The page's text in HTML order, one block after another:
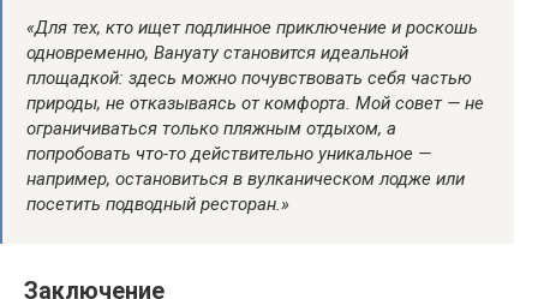
«Для тех, кто ищет подлинное приключение и роскошь
одновременно, Вануату становится идеальной
площадкой: здесь можно почувствовать себя частью
природы, не отказываясь от комфорта. Мой совет — не
ограничиваться только пляжным отдыхом, а
попробовать что-то действительно уникальное —
например, остановиться в вулканическом лодже или
посетить подводный ресторан.»
Заключение